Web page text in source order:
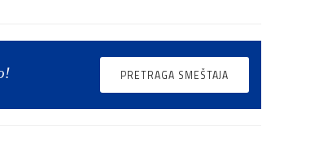
PRETRAGA SMEŠTAJA